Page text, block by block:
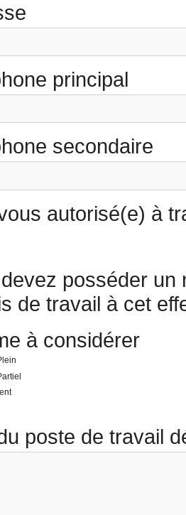
principal
secondaire
autorisé(e) à
posséder
de travail à cet
à considérer
poste de travail